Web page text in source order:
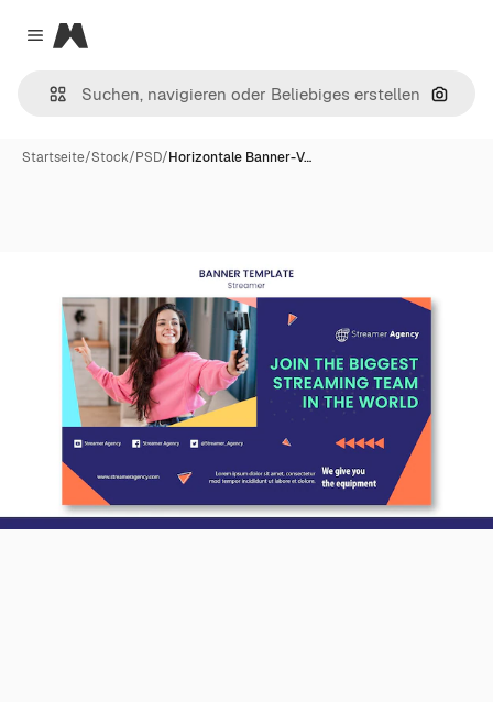
Close menu
Magnific
Nach
Startseite/Stock/PSD/Horizontale Banner-V…